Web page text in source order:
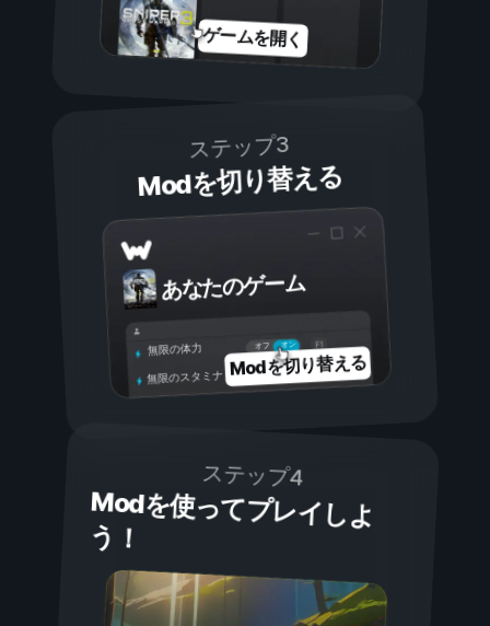
ゲームを開く
ステップ3
Modを切り替える
あなたのゲーム
オン
オフ
無限の体力
無限のスタミナ Modを切り替える
ステップ4
Modを使ってプレイしよ
う！